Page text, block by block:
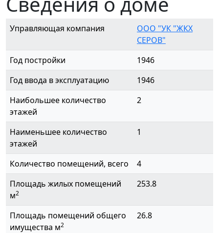
Управляющая компания
ООО "УК "ЖКХ
СЕРОВ"
Год постройки
1946
Год ввода в эксплуатацию
1946
Наибольшее количество
этажей
2
Наименьшее количество
этажей
1
Количество помещений, всего
4
Площадь жилых помещений
м2
253.8
Площадь помещений общего
имущества м2
26.8